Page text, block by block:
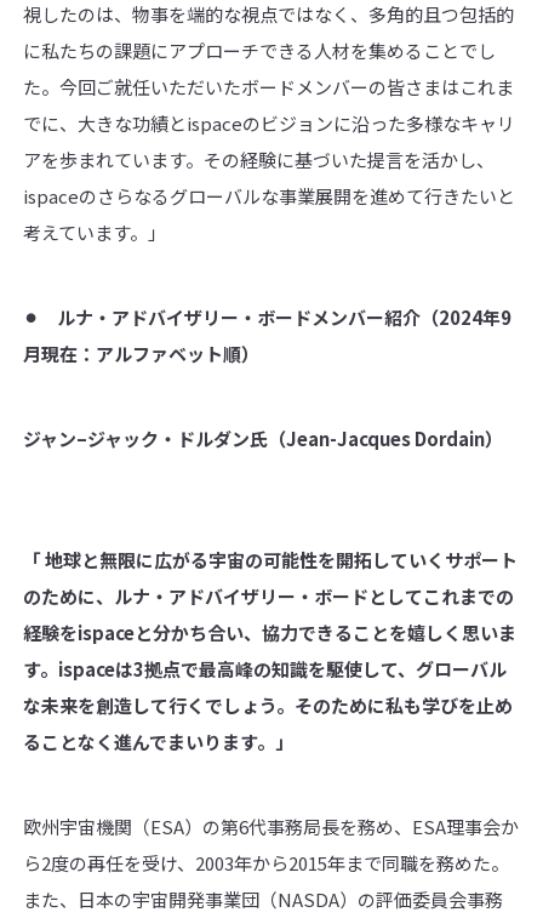
視したのは、物事を端的な視点ではなく、多角的且つ包括的
に私たちの課題にアプローチできる人材を集めることでし
た。今回ご就任いただいたボードメンバーの皆さまはこれま
でに、大きな功績とispaceのビジョンに沿った多様なキャリ
アを歩まれています。その経験に基づいた提言を活かし、
ispaceのさらなるグローバルな事業展開を進めて行きたいと
考えています。」
⚫︎ ルナ・アドバイザリー・ボードメンバー紹介（2024年9
月現在：アルファベット順）
ジャン–ジャック・ドルダン氏（Jean-Jacques Dordain）
「 地球と無限に広がる宇宙の可能性を開拓していくサポート
のために、ルナ・アドバイザリー・ボードとしてこれまでの
経験をispaceと分かち合い、協力できることを嬉しく思いま
す。ispaceは3拠点で最高峰の知識を駆使して、グローバル
な未来を創造して行くでしょう。そのために私も学びを止め
ることなく進んでまいります。」
欧州宇宙機関（ESA）の第6代事務局長を務め、ESA理事会か
ら2度の再任を受け、2003年から2015年まで同職を務めた。
また、日本の宇宙開発事業団（NASDA）の評価委員会事務